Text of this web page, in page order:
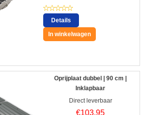
Details
In winkelwagen
Oprijplaat dubbel | 90 cm |
Inklapbaar
Direct leverbaar
€103,95